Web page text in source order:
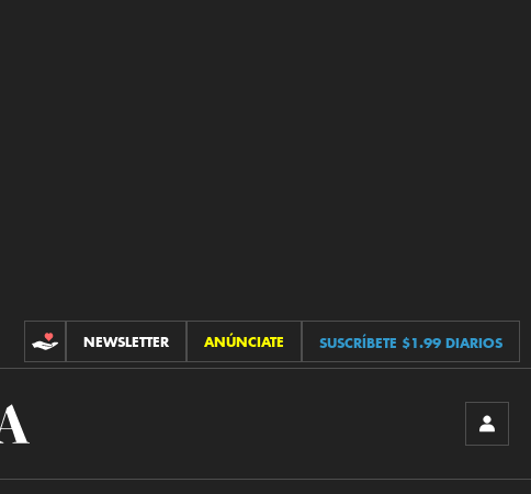
CONTRIBUCIONES
NEWSLETTER ANÚNCIATE SUSCRÍBETE $1.99 DIARIOS